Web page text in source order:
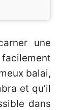
une
balai,
et qu’il
dans